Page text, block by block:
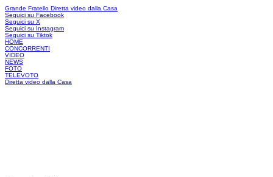
Grande Fratello Diretta video dalla Casa
Seguici su Facebook
Seguici su X
Seguici su Instagram
Seguici su Tiktok
HOME
CONCORRENTI
VIDEO
NEWS
FOTO
TELEVOTO
Diretta video dalla Casa